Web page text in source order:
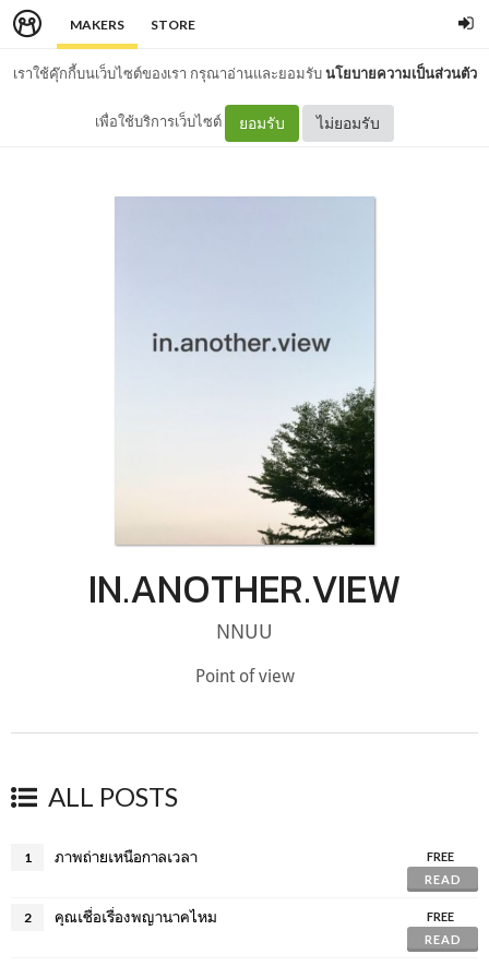
MAKERS STORE
เราใช้คุ๊กกี้บนเว็บไซต์ของเรา กรุณาอ่านและยอมรับนโยบายความเป็นส่วนตัว
เพื่อใช้บริการเว็บไซต์ ยอมรับ ไม่ยอมรับ
IN.ANOTHER.VIEW
NNUU
Point of view
ALL POSTS
1 ภาพถ่ายเหนือกาลเวลา
FREE
READ
2 คุณเชื่อเรื่องพญานาคไหม
FREE
READ